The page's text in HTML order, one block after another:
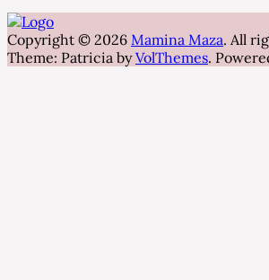
Copyright © 2026 Mamina Maza. All
Theme: Patricia byVolThemes.